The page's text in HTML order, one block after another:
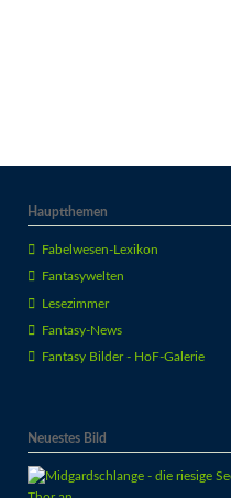
Hauptthemen
Fabelwesen-Lexikon
Fantasywelten
Lesezimmer
Fantasy-News
Fantasy Bilder - HoF-Galerie
Neuestes Bild